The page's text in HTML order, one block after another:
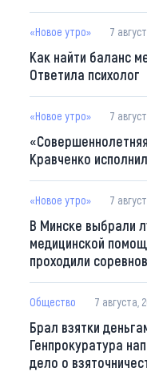
«Новое утро» 7
Как найти баланс
Ответила психолог
«Новое утро» 7
Кравченко
«Новое утро» 7
В Минске выбрали
медицинской
проходили
Общество 7 августа,
Брал взятки
Генпрокуратура
дело о